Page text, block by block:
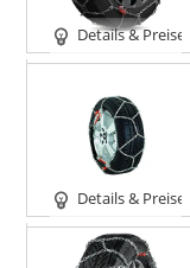
Details & Preise
Details & Preise